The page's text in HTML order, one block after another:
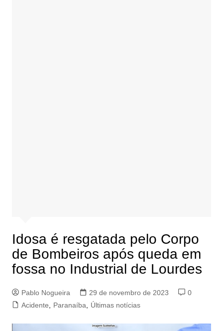
Idosa é resgatada pelo Corpo
de Bombeiros após queda em
fossa no Industrial de Lourdes
Pablo Nogueira 29 de novembro de 2023
0
Acidente
Paranaíba Últimas notícias